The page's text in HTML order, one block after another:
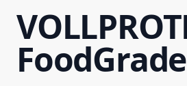
FoodGrade